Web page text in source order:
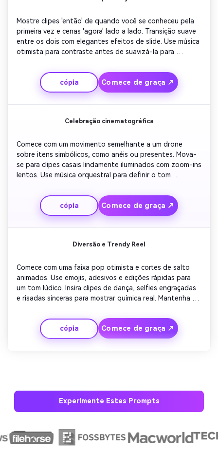
Mostre clipes 'então' de quando você se conheceu pela
primeira vez e cenas 'agora' lado a lado. Transição suave
entre os dois com elegantes efeitos de slide. Use música
otimista para contraste antes de suavizá-la para
simples como 'Do primeiro olhar ao amor eterno'. Termine
com uma selfie sorridente e as iniciais do casal na tela.
cópia Comece de graça ↗
Celebração cinematográfica
Comece com um movimento semelhante a um drone
sobre itens simbólicos, como anéis ou presentes. Mova-
se para clipes casais lindamente iluminados com zoom-ins
lentos. Use música orquestral para definir o tom
de espaços compartilhados. Adicionar legendas
recordando datas-chave em fonte dourada. Encerre com
uma câmera de tirar o fôlego que termina com uma
cópia Comece de graça ↗
Diversão e Trendy Reel
Comece com uma faixa pop otimista e cortes de salto
animados. Use emojis, adesivos e edições rápidas para
um tom lúdico. Insira clipes de dança, selfies engraçadas
e risadas sinceras para mostrar química real. Mantenha as
Terminar com uma explosão de animações do coração e a
hashtag#AnniversaryVibes.
cópia Comece de graça ↗
Experimente Estes Prompts